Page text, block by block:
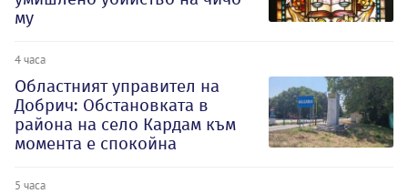
му
4 часа
Oбластният управител на
Добрич: Обстановката в
района на село Кардам към
момента е спокойна
5 часа